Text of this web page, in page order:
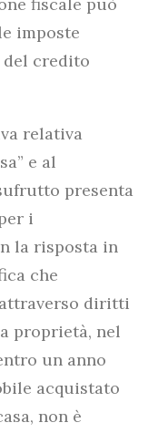
imposte
del credito
relativa
e al
presenta
i
la risposta in
che
diritti
proprietà, nel
un anno
acquistato
non è